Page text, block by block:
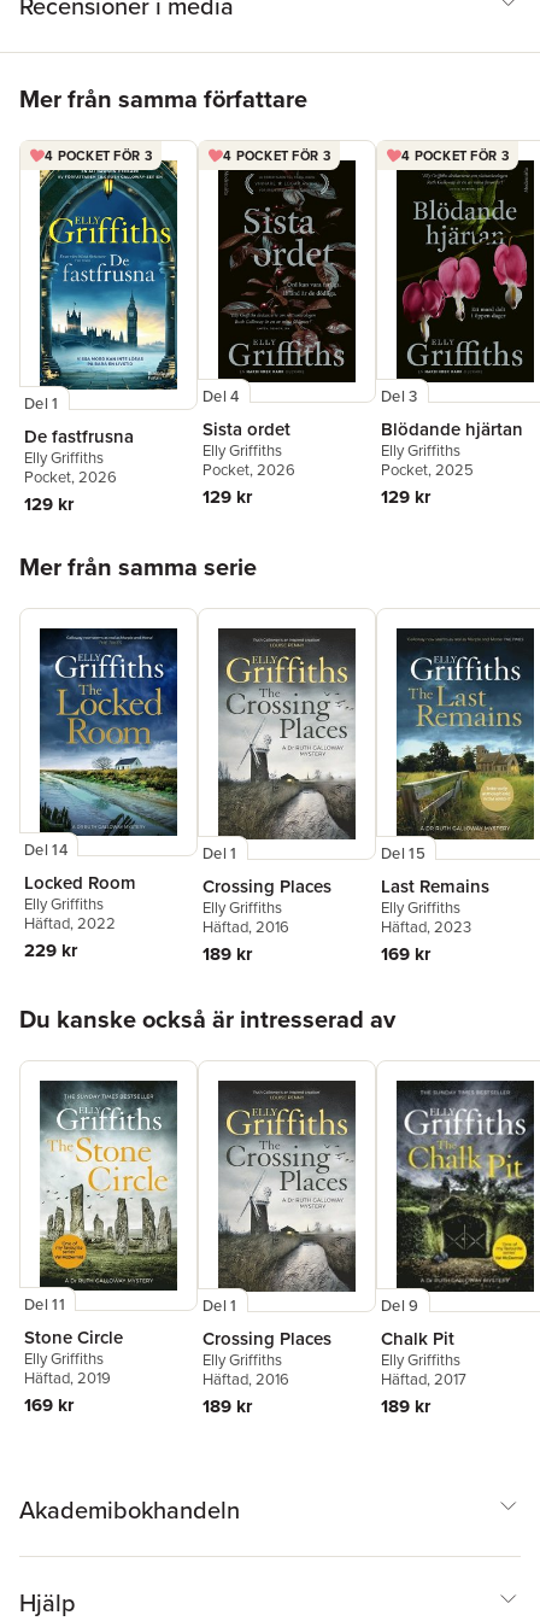
Mer från samma författare
4 POCKET FÖR 3
Del 1
De fastfrusna
Elly Griffiths
Pocket, 2026
129 kr
4 POCKET FÖR 3
Del 4
Sista ordet
Elly Griffiths
Pocket, 2026
129 kr
4 POCKET FÖR 3
Del 3
Blödande hjärtan
Elly Griffiths
Pocket, 2025
129 kr
Mer från samma serie
Del 14
Locked Room
Elly Griffiths
Häftad, 2022
229 kr
Del 1
Crossing Places
Elly Griffiths
Häftad, 2016
189 kr
Del 15
Last Remains
Elly Griffiths
Häftad, 2023
169 kr
Du kanske också är intresserad av
Del 11
Stone Circle
Elly Griffiths
Häftad, 2019
169 kr
Del 1
Crossing Places
Elly Griffiths
Häftad, 2016
189 kr
Del 9
Chalk Pit
Elly Griffiths
Häftad, 2017
189 kr
Akademibokhandeln
Hjälp